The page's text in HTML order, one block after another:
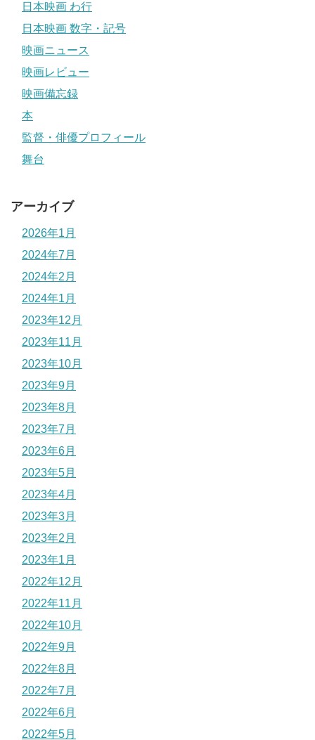
日本映画 わ行
日本映画 数字・記号
映画ニュース
映画レビュー
映画備忘録
本
監督・俳優プロフィール
舞台
アーカイブ
2026年1月
2024年7月
2024年2月
2024年1月
2023年12月
2023年11月
2023年10月
2023年9月
2023年8月
2023年7月
2023年6月
2023年5月
2023年4月
2023年3月
2023年2月
2023年1月
2022年12月
2022年11月
2022年10月
2022年9月
2022年8月
2022年7月
2022年6月
2022年5月